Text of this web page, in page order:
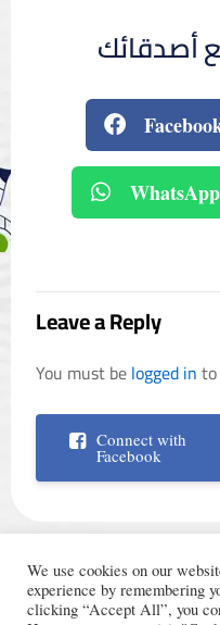
أصدقائك
WhatsApp
Leave a Reply
You must belogged in
Connect with
Facebook
We use cookies on our
experience by remembering
clicking “Accept All”, you